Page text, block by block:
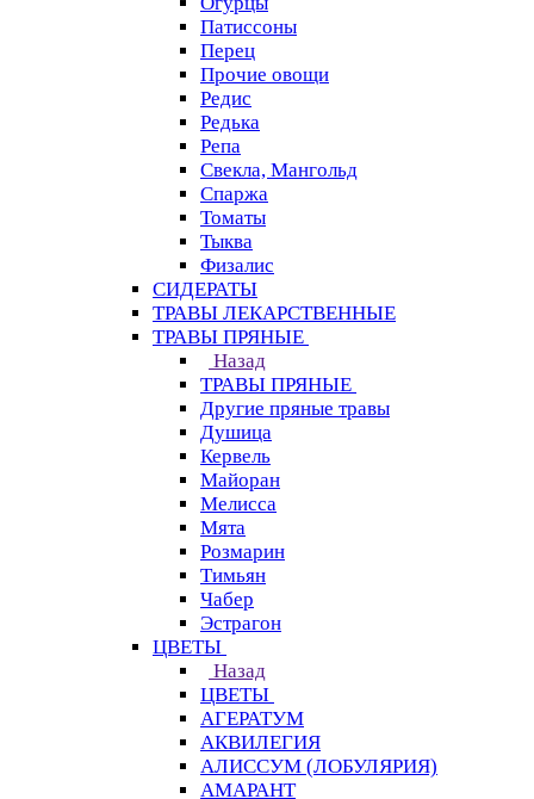
Патиссоны
Перец
Прочие овощи
Редис
Редька
Репа
Свекла, Мангольд
Спаржа
Томаты
Тыква
Физалис
СИДЕРАТЫ
ТРАВЫ ЛЕКАРСТВЕННЫЕ
ТРАВЫ ПРЯНЫЕ
Назад
ТРАВЫ ПРЯНЫЕ
Другие пряные травы
Душица
Кервель
Майоран
Мелисса
Мята
Розмарин
Тимьян
Чабер
Эстрагон
ЦВЕТЫ
Назад
ЦВЕТЫ
АГЕРАТУМ
АКВИЛЕГИЯ
АЛИССУМ (ЛОБУЛЯРИЯ)
АМАРАНТ